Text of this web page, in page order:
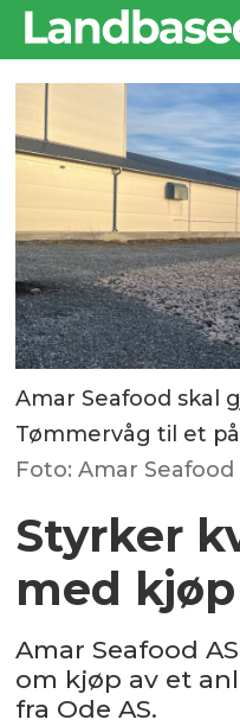
Amar Seafood skal
Tømmervåg til et
Foto: Amar Seafood
Styrker
med
Amar Seafood
om kjøp av et
fra Ode AS.